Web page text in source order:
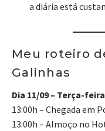
a diária está
Meu roteiro
Galinhas
Dia 11/09 – Terça-feira
13:00h – Chegada em
13:00h – Almoço no